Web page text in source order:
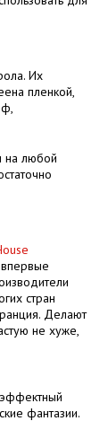
Их
пленкой,
на любой
впервые
стран
Делают
не хуже,
фантазии.